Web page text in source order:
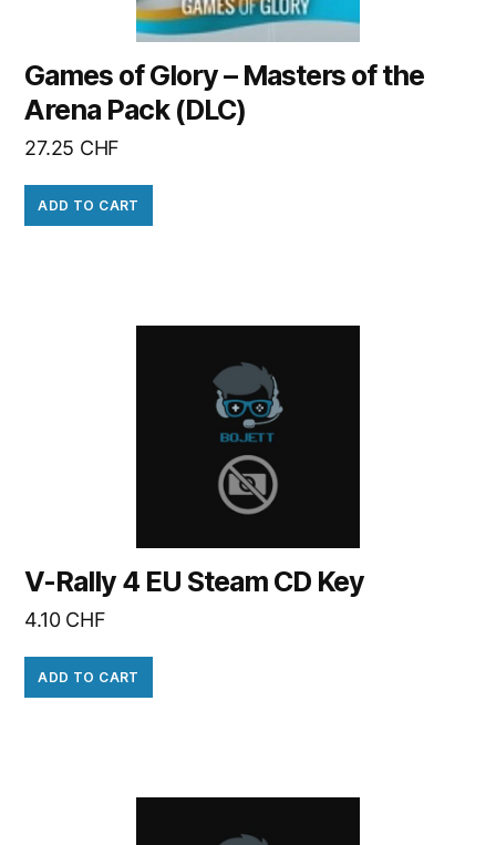
Games of Glory – Masters of the
Arena Pack (DLC)
27.25 CHF
ADD TO CART
V-Rally 4 EU Steam CD Key
4.10 CHF
ADD TO CART